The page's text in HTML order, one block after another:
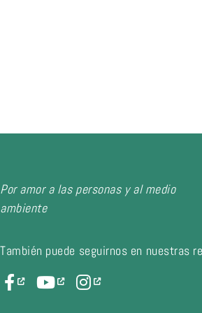
Por amor a las personas y al medio
ambiente
También puede seguirnos en nuestras